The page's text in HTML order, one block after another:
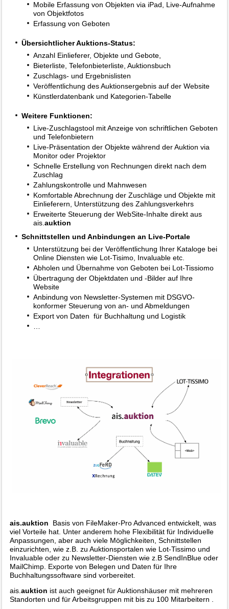
Mobile Erfassung von Objekten via iPad, Live-Aufnahme
von Objektfotos
Erfassung von Geboten
Übersichtlicher Auktions-Status:
Anzahl Einlieferer, Objekte und Gebote,
Bieterliste, Telefonbieterliste, Auktionsbuch
Zuschlags- und Ergebnislisten
Veröffentlichung des Auktionsergebnis auf der Website
Künstlerdatenbank und Kategorien-Tabelle
Weitere Funktionen:
Live-Zuschlagstool mit Anzeige von schriftlichen Geboten
und Telefonbietern
Live-Präsentation der Objekte während der Auktion via
Monitor oder Projektor
Schnelle Erstellung von Rechnungen direkt nach dem
Zuschlag
Zahlungskontrolle und Mahnwesen
Komfortable Abrechnung der Zuschläge und Objekte mit
Einlieferern, Unterstützung des Zahlungsverkehrs
Erweiterte Steuerung der WebSite-Inhalte direkt aus
ais.auktion
Schnittstellen und Anbindungen an Live-Portale
Unterstützung bei der Veröffentlichung Ihrer Kataloge bei
Online Diensten wie Lot-Tisimo, Invaluable etc.
Abholen und Übernahme von Geboten bei Lot-Tissiomo
Übertragung der Objektdaten und -Bilder auf Ihre
Website
Anbindung von Newsletter-Systemen mit DSGVO-
konformer Steuerung von an- und Abmeldungen
Export von Daten für Buchhaltung und Logistik
ais.auktion Basis von FileMaker-Pro Advanced entwickelt, was
viel Vorteile hat. Unter anderem hohe Flexibilität für Individuelle
Anpassungen, aber auch viele Möglichkeiten, Schnittstellen
einzurichten, wie z.B. zu Auktionsportalen wie Lot-Tissimo und
Invaluable oder zu Newsletter-Diensten wie z.B SendInBlue oder
MailChimp. Exporte von Belegen und Daten für Ihre
Buchhaltungssoftware sind vorbereitet.
ais.auktion ist auch geeignet für Auktionshäuser mit mehreren
Standorten und für Arbeitsgruppen mit bis zu 100 Mitarbeitern .